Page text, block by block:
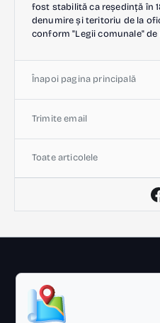
fost stabilită ca reședință în
denumire și teritoriu de la
conform "Legii comunale"
Înapoi pagina principală
Trimite email
Toate articolele